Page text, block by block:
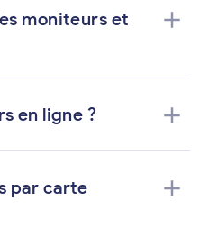
moniteurs et
add
en ligne ? add
par carte
add